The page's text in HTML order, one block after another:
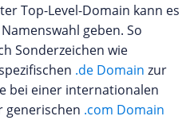
Top-Level-Domain kann es
geben. So
Sonderzeichen wie
.de Domain zur
bei einer internationalen
generischen .com Domain